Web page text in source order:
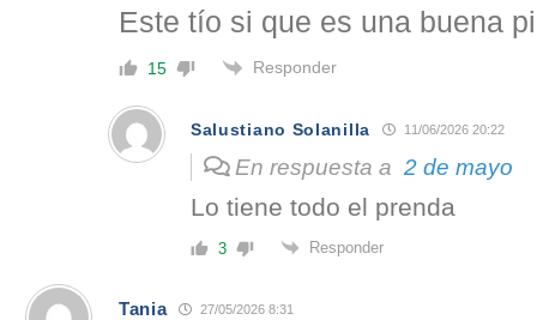
Este tío si que es una buena
15 Responder
Salustiano Solanilla 11/06/2026 20:22
En respuesta a 2 de mayo
Lo tiene todo el prenda
3 Responder
Tania 27/05/2026 8:31